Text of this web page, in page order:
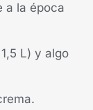
a la época
L) y algo